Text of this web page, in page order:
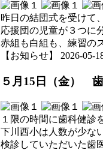
昨日の結団式を受けて
応援団の児童が３つに
赤組も白組も、練習の
【お知らせ】 2026-05-
５月15日（金）
１限の時間に歯科健診
下川西小は人数が少な
検診していただいた歯